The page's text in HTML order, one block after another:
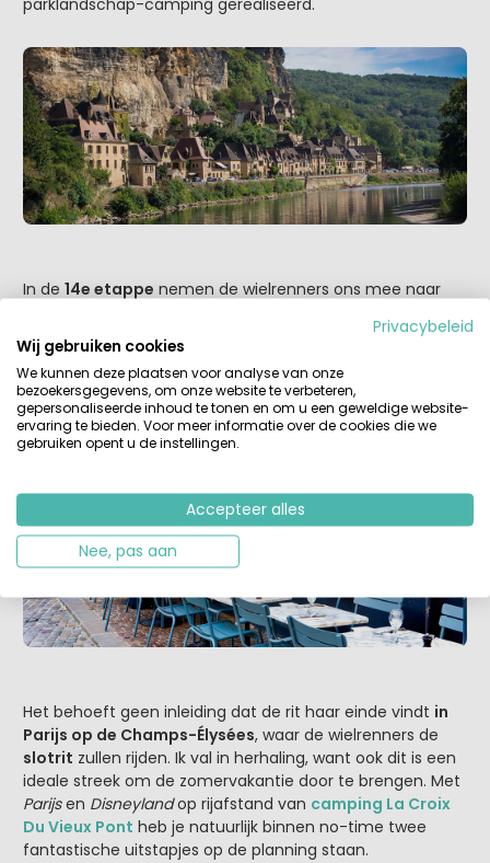
In de 14e etappe nemen de wielrenners ons mee naar
de Cantobre
met ruime plaatsen en met een beetje
geluk geniet je van een geweldig uitzicht. Want het
berglandschap en de vele bossen in deze omgeving zijn
fenomenaal en zullen tijdens de uitzending van de tour
op televisie ook voor prachtige plaatjes zorgen.
Het behoeft geen inleiding dat de rit haar einde vindt in
Parijs op de Champs-Élysées, waar de wielrenners de
slotrit zullen rijden. Ik val in herhaling, want ook dit is een
ideale streek om de zomervakantie door te brengen. Met
Parijsen Disneylandop rijafstand van camping La Croix
Du Vieux Pont heb je natuurlijk binnen no-time twee
fantastische uitstapjes op de planning staan.
Privacybeleid
Wij gebruiken cookies
We kunnen deze plaatsen voor analyse van onze
bezoekersgegevens, om onze website te verbeteren,
gepersonaliseerde inhoud te tonen en om u een geweldige website-
ervaring te bieden. Voor meer informatie over de cookies die we
gebruiken opent u de instellingen.
Accepteer alles
Nee, pas aan